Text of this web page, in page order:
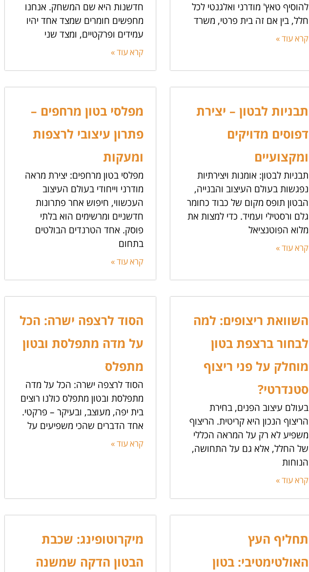
להוסיף טאץ' מודרני ואלגנטי לכל
חלל, בין אם זה בית פרטי, משרד
קרא עוד »
חדשנות היא שם המשחק. אנחנו
מחפשים חומרים שמצד אחד יהיו
עמידים ופרקטיים, ומצד שני
קרא עוד »
תבניות לבטון – יצירת
דפוסים מדויקים
ומקצועיים
תבניות לבטון: אומנות ויצירתיות
נפגשות בעולם העיצוב והבנייה,
הבטון תופס מקום של כבוד כחומר
גלם ורסטילי ועמיד. כדי למצות את
מלוא הפוטנציאל
קרא עוד »
מפלסי בטון מרחפים –
פתרון עיצובי לרצפות
ומעקות
מפלסי בטון מרחפים: יצירת מראה
מודרני וייחודי בעולם העיצוב
העכשווי, חיפוש אחר פתרונות
חדשניים ומרשימים הוא בלתי
פוסק. אחד הטרנדים הבולטים
בתחום
קרא עוד »
השוואת ריצופים: למה
לבחור ברצפת בטון
מוחלק על פני ריצוף
סטנדרטי?
בעולם עיצוב הפנים, בחירת
הריצוף הנכון היא קריטית. הריצוף
משפיע לא רק על המראה הכללי
של החלל, אלא גם על התחושה,
הנוחות
קרא עוד »
הסוד לרצפה ישרה: הכל
על מדה מתפלסת ובטון
מתפלס
הסוד לרצפה ישרה: הכל על מדה
מתפלסת ובטון מתפלס כולנו רוצים
בית יפה, מעוצב, ובעיקר – פרקטי.
אחד הדברים שהכי משפיעים על
קרא עוד »
תחליף העץ
האולטימטיבי: בטון
מיקרוטופינג: שכבת
הבטון הדקה שמשנה